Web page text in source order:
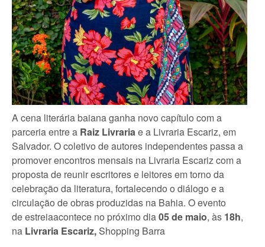
A cena literária baiana ganha novo capítulo com a
parceria entre a Raiz Livrariae a Livraria Escariz, em
Salvador. O coletivo de autores independentes passa a
promover encontros mensais na Livraria Escariz com a
proposta de reunir escritores e leitores em torno da
celebração da literatura, fortalecendo o diálogo e a
circulação de obras produzidas na Bahia. O evento
de estreiaacontece no próximo dia05 de maio, às 18h,
na Livraria Escariz, Shopping Barra